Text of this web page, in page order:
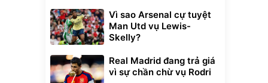
Vì sao Arsenal cự tuyệt
Man Utd vụ Lewis-
Skelly?
Real Madrid đang trả giá
vì sự chần chừ vụ Rodri